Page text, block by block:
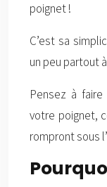
poignet !
C’est sa
un peu partout
Pensez à
votre poignet,
rompront sous